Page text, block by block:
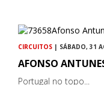
CIRCUITOS | SÁBADO, 31
AFONSO
Portugal no topo...